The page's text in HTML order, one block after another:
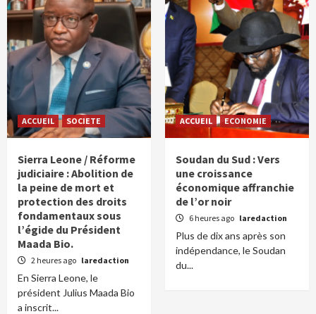
ACCUEIL SOCIETE
Sierra Leone / Réforme
judiciaire : Abolition de
la peine de mort et
protection des droits
fondamentaux sous
l’égide du Président
Maada Bio.
2 heures ago laredaction
En Sierra Leone, le
président Julius Maada Bio
a inscrit...
ACCUEIL ECONOMIE
Soudan du Sud : Vers
une croissance
économique affranchie
de l’or noir
6 heures ago laredaction
Plus de dix ans après son
indépendance, le Soudan
du...